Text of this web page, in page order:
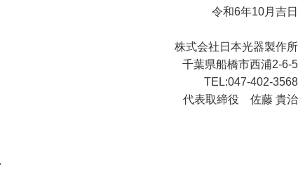
令和6年10月吉日
株式会社日本光器製作所
千葉県船橋市西浦2-6-5
TEL:047-402-3568
代表取締役 佐藤 貴治